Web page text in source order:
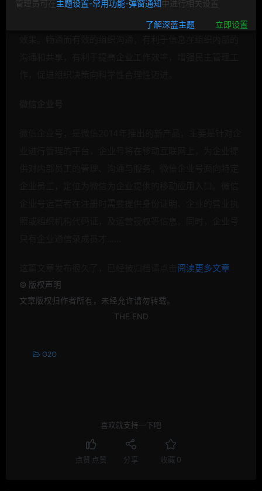
个企业的管理效率，在企业的经营管理过程中，如果能做
好组织沟通工作，对促进企业目标的实现起到事半功倍的
阅读更多文章
© 版权声明
文章版权归作者所有，未经允许请勿转载。
THE END
O2O
喜欢就支持一下吧
点赞 点赞 分享 收藏 0
管理员可在主题设置-常用功能-弹窗通知中进行相关设置
了解深蓝主题 立即设置